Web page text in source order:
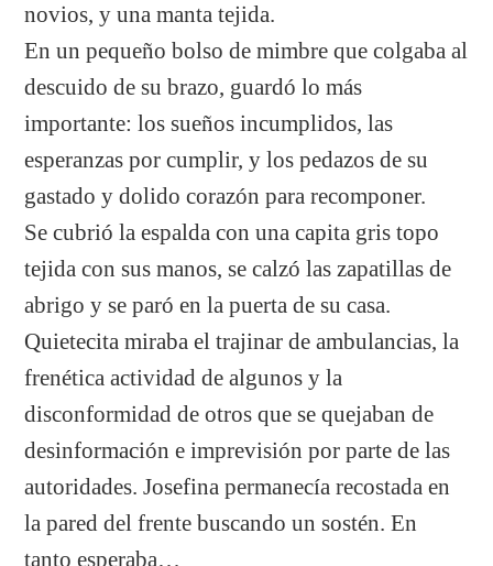
novios, y una manta tejida.
En un pequeño bolso de mimbre que colgaba al
descuido de su brazo, guardó lo más
importante: los sueños incumplidos, las
esperanzas por cumplir, y los pedazos de su
gastado y dolido corazón para recomponer.
Se cubrió la espalda con una capita gris topo
tejida con sus manos, se calzó las zapatillas de
abrigo y se paró en la puerta de su casa.
Quietecita miraba el trajinar de ambulancias, la
frenética actividad de algunos y la
disconformidad de otros que se quejaban de
desinformación e imprevisión por parte de las
autoridades. Josefina permanecía recostada en
la pared del frente buscando un sostén. En
tanto esperaba…